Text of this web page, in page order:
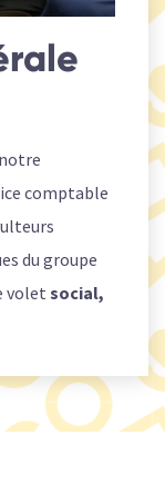
comptable
du groupe
volet social,